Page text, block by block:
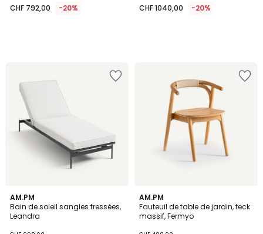
CHF 792,00 -20% CHF 1040,00 -20%
AM.PM
Bain de soleil sangles tressées,
Leandra
AM.PM
Fauteuil de table de jardin, teck
massif, Fermyo